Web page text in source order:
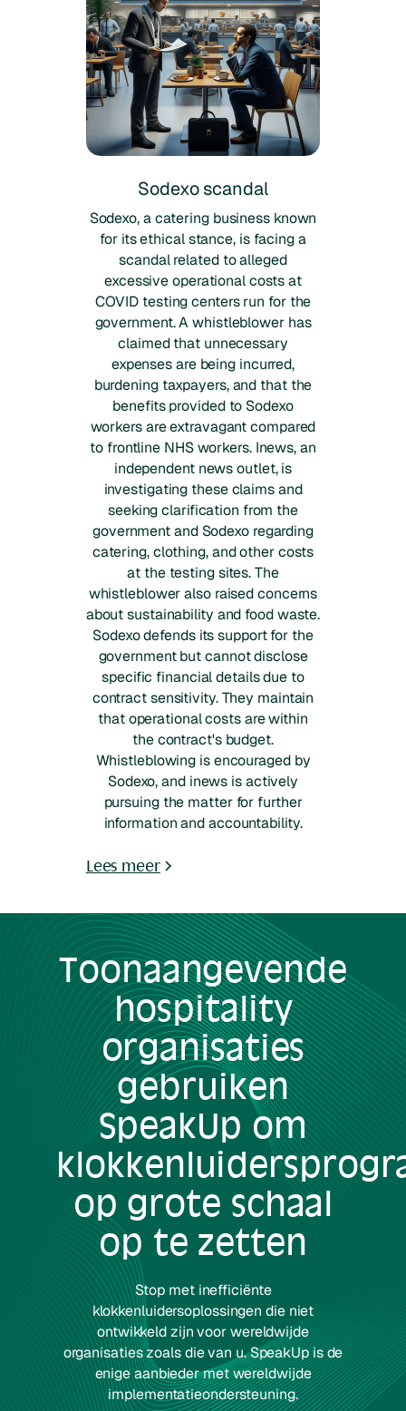
Sodexo scandal
Sodexo, a catering business known
for its ethical stance, is facing a
scandal related to alleged
excessive operational costs at
COVID testing centers run for the
government. A whistleblower has
claimed that unnecessary
expenses are being incurred,
burdening taxpayers, and that the
benefits provided to Sodexo
workers are extravagant compared
to frontline NHS workers. Inews, an
independent news outlet, is
investigating these claims and
seeking clarification from the
government and Sodexo regarding
catering, clothing, and other costs
at the testing sites. The
whistleblower also raised concerns
about sustainability and food waste.
Sodexo defends its support for the
government but cannot disclose
specific financial details due to
contract sensitivity. They maintain
that operational costs are within
the contract's budget.
Whistleblowing is encouraged by
Sodexo, and inews is actively
pursuing the matter for further
information and accountability.
Lees meer
Toonaangevende
hospitality
organisaties
gebruiken
SpeakUp om
op grote schaal
op te zetten
Stop met inefficiënte
klokkenluidersoplossingen die niet
ontwikkeld zijn voor wereldwijde
organisaties zoals die van u. SpeakUp is de
enige aanbieder met wereldwijde
implementatieondersteuning.